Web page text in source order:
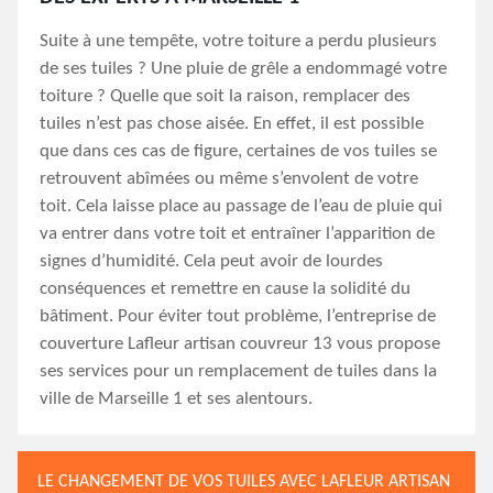
Suite à une tempête, votre toiture a perdu plusieurs
de ses tuiles ? Une pluie de grêle a endommagé votre
toiture ? Quelle que soit la raison, remplacer des
tuiles n’est pas chose aisée. En effet, il est possible
que dans ces cas de figure, certaines de vos tuiles se
retrouvent abîmées ou même s’envolent de votre
toit. Cela laisse place au passage de l’eau de pluie qui
va entrer dans votre toit et entraîner l’apparition de
signes d’humidité. Cela peut avoir de lourdes
conséquences et remettre en cause la solidité du
bâtiment. Pour éviter tout problème, l’entreprise de
couverture Lafleur artisan couvreur 13 vous propose
ses services pour un remplacement de tuiles dans la
ville de Marseille 1 et ses alentours.
LE CHANGEMENT DE VOS TUILES AVEC LAFLEUR ARTISAN